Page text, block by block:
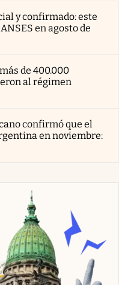
y confirmado: este
en agosto de
de 400.000
al régimen
confirmó que el
en noviembre: